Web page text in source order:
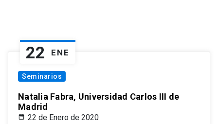
22 ENE
Seminarios
Natalia Fabra, Universidad Carlos III de
Madrid
22 de Enero de 2020